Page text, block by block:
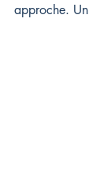
approche. Un